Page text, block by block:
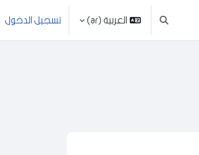
تبديل إدخال البحث
العربية ‎(ar)‎ تسجيل الدخول